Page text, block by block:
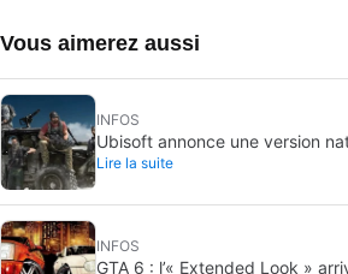
Vous aimerez aussi
INFOS
Ubisoft annonce une version
Ghost Recon Wildlands avec un
Lire la suite
INFOS
GTA 6 : l’« Extended Look »